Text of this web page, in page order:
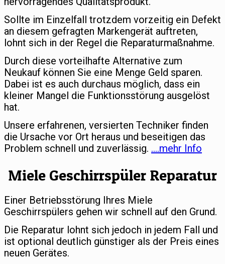
Sollte im Einzelfall trotzdem vorzeitig ein Defekt
an diesem gefragten Markengerät auftreten,
lohnt sich in der Regel die Reparaturmaßnahme.
Durch diese vorteilhafte Alternative zum
Neukauf können Sie eine Menge Geld sparen.
Dabei ist es auch durchaus möglich, dass ein
kleiner Mangel die Funktionsstörung ausgelöst
hat.
Unsere erfahrenen, versierten Techniker finden
die Ursache vor Ort heraus und beseitigen das
Problem schnell und zuverlässig. ….mehr Info
Miele Geschirrspüler Reparatur
Einer Betriebsstörung Ihres Miele
Geschirrspülers gehen wir schnell auf den Grund.
Die Reparatur lohnt sich jedoch in jedem Fall und
ist optional deutlich günstiger als der Preis eines
neuen Gerätes.